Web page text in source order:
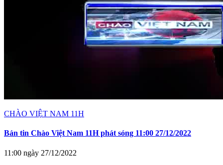
CHÀO VIỆT NAM 11H
Bản tin Chào Việt Nam 11H phát sóng 11:00 27/12/2022
11:00 ngày 27/12/2022